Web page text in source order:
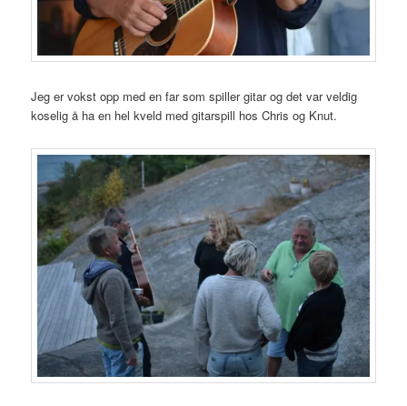
Jeg er vokst opp med en far som spiller gitar og det var veldig
koselig å ha en hel kveld med gitarspill hos Chris og Knut.